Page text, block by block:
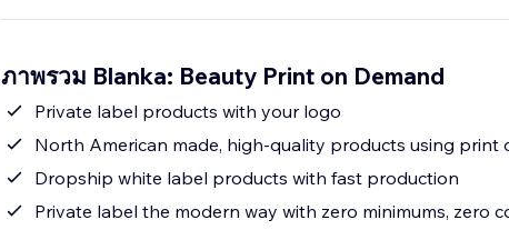
ภาพรวม Blanka: Beauty Print on Demand
Private label products with your logo
North American made, high-quality products using print
Dropship white label products with fast production
Private label the modern way with zero minimums, zero